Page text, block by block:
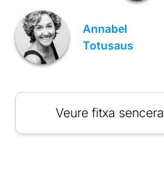
Annabel
Totusaus
Veure fitxa sencera